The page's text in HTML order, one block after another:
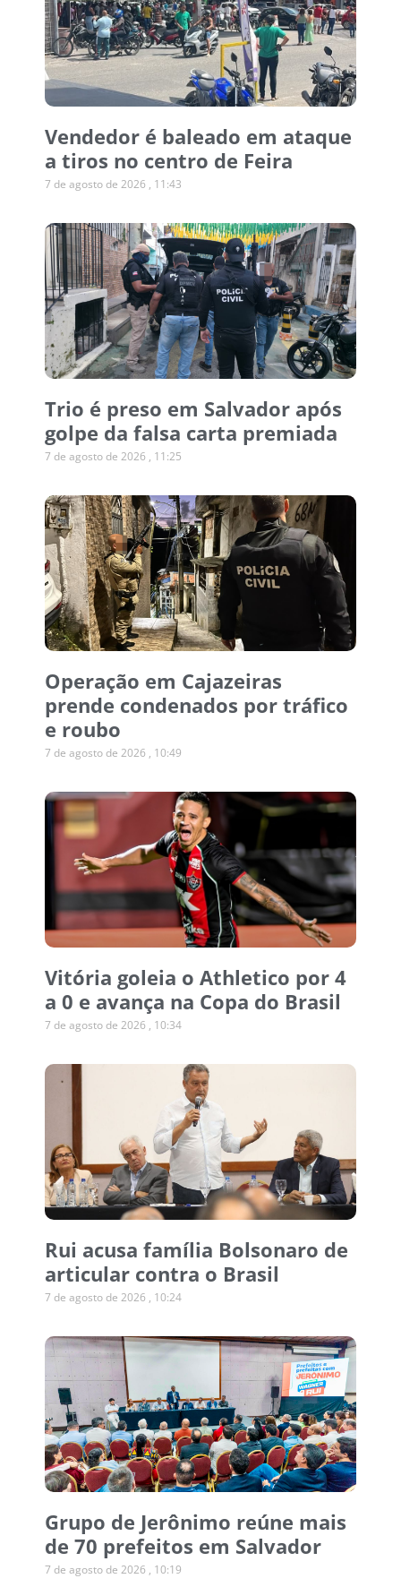
Vendedor é baleado em ataque
a tiros no centro de Feira
7 de agosto de 2026 11:43
Trio é preso em Salvador após
golpe da falsa carta premiada
7 de agosto de 2026 11:25
Operação em Cajazeiras
prende condenados por tráfico
e roubo
7 de agosto de 2026 10:49
Vitória goleia o Athletico por 4
a 0 e avança na Copa do Brasil
7 de agosto de 2026 10:34
Rui acusa família Bolsonaro de
articular contra o Brasil
7 de agosto de 2026 10:24
Grupo de Jerônimo reúne mais
de 70 prefeitos em Salvador
7 de agosto de 2026 10:19